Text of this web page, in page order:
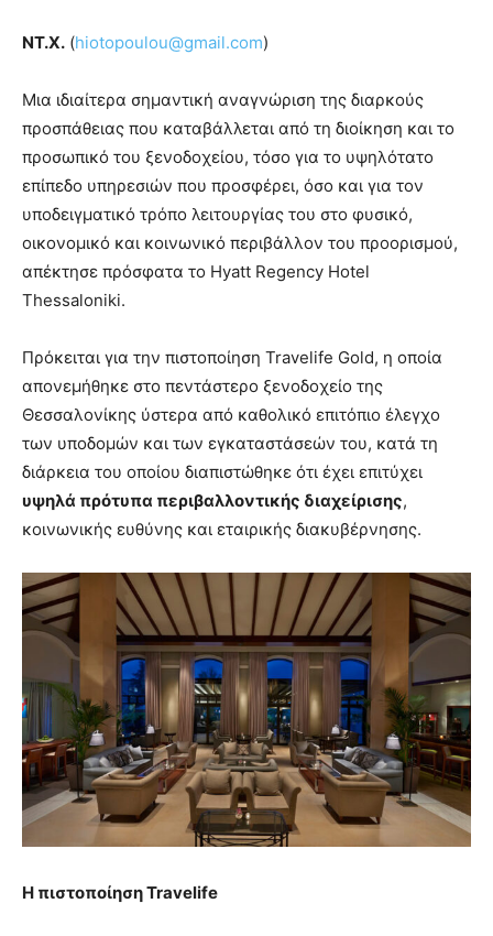
ΝΤ.Χ. (hiotopoulou@gmail.com)
Μια ιδιαίτερα σημαντική αναγνώριση της διαρκούς
προσπάθειας που καταβάλλεται από τη διοίκηση και το
προσωπικό του ξενοδοχείου, τόσο για το υψηλότατο
επίπεδο υπηρεσιών που προσφέρει, όσο και για τον
υποδειγματικό τρόπο λειτουργίας του στο φυσικό,
οικονομικό και κοινωνικό περιβάλλον του προορισμού,
απέκτησε πρόσφατα το Hyatt Regency Hotel
Thessaloniki.
Πρόκειται για την πιστοποίηση Travelife Gold, η οποία
απονεμήθηκε στο πεντάστερο ξενοδοχείο της
Θεσσαλονίκης ύστερα από καθολικό επιτόπιο έλεγχο
των υποδομών και των εγκαταστάσεών του, κατά τη
διάρκεια του οποίου διαπιστώθηκε ότι έχει επιτύχει
υψηλά πρότυπα περιβαλλοντικής διαχείρισης,
κοινωνικής ευθύνης και εταιρικής διακυβέρνησης.
Η πιστοποίηση Travelife